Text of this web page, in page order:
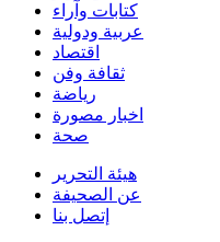
كتابات وآراء
عربية ودولية
اقتصاد
ثقافة وفن
رياضة
اخبار مصورة
صحة
هيئة التحرير
عن الصحيفة
إتصل بنا